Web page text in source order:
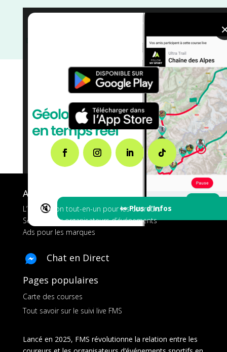
🔇 👀 Plus d'Infos
Dénivelé Plat
Course sur Route/Course à
Bourgogne Franche-Comté Avril
A propos de FMS
L’application tout-en-un pour les coureurs
Services aux organisateurs d’événements
Ads pour les marques
Chat en Direct
Pages populaires
Carte des courses
Tout savoir sur le suivi live FMS
Lancé en 2025, FMS révolutionne la relation entre les